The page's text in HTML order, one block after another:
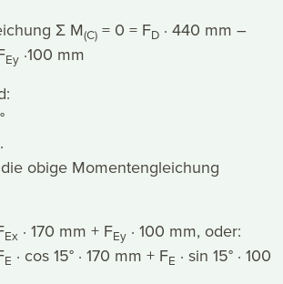
Σ M(C) = 0 = FD · 440 mm –
Ey ·100 mm
obige Momentengleichung
Ex · 170 mm + FEy · 100 mm, oder:
E · cos 15° · 170 mm + FE · sin 15° · 100